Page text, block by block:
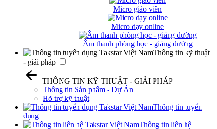
Micro giáo viên
Micro dạy online
Âm thanh phòng học - giảng đường
Thông tin kỹ thuật
- giải pháp
THÔNG TIN KỸ THUẬT - GIẢI PHÁP
Thông tin Sản phẩm - Dự Án
Hõ trợ kỹ thuật
Thông tin tuyển
dụng
Thông tin liên hệ